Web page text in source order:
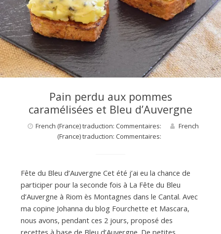
Pain perdu aux pommes
caramélisées et Bleu d’Auvergne
French (France) traduction: Commentaires:
French
(France) traduction: Commentaires:
Fête du Bleu d’Auvergne Cet été j’ai eu la chance de
participer pour la seconde fois à La Fête du Bleu
d’Auvergne à Riom ès Montagnes dans le Cantal. Avec
ma copine Johanna du blog Fourchette et Mascara,
nous avons, pendant ces 2 jours, proposé des
recettes à base de Bleu d’Auvergne. De petites